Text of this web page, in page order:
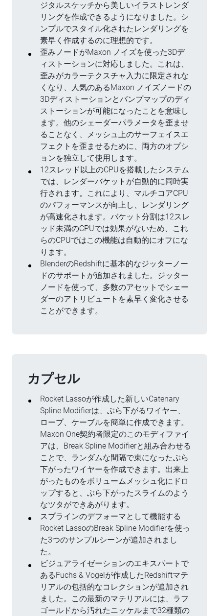
ジタルスケッチから美しいイラストレンダ
リングを作成できるようになりました。シ
ンプルでスタイル化されたレンダリングを
素早く作成するのに理想的です。
歪みノードがMaxon ノイズを使った3Dデ
ィストーションに対応しました。これは、
歪みがカラーテクスチャ入力に限定されな
くなり、人気のあるMaxon ノイズノードの
3Dディストーションとバンプマップのディ
ストーションが可能になったことを意味し
ます。他のシェーダーパラメータを歪ませ
ることなく、メッシュ上のサーフェイスエ
フェクトを歪ませるために、両方のオプシ
ョンを独立して使用します。
12スレッド以上のCPUを搭載したシステム
では、レンダーバケットが自動的に同時実
行されます。これにより、マルチコアCPU
のパフォーマンスが向上し、レンダリング
が高速化されます。バケット分割は12スレ
ッド未満のCPUでは効果がないため、これ
らのCPUではこの機能は自動的にオフにな
ります。
BlenderのRedshiftに基本的なジッターノー
ドのサポートが追加されました。ジッター
ノードを使って、多数のアセットでシェー
ダーのアトリビュートを素早く変化させる
ことができます。
カプセル
Rocket Lassoが作成した新しいCatenary
Spline Modifierは、ぶら下がるワイヤー、
ロープ、ケーブルを簡単に作成できます。
Maxon One契約者限定のこのモディファイ
アは、Break Spline Modifierと組み合わせる
ことで、ランダムな間隔で束になったぶら
下がったワイヤーを作成できます。出来上
がったものをボリュームメッシュ化にドロ
ップすると、ぶら下がったスライムのよう
なツタができあがります。
スプラインのデフォーマとして機能する
Rocket LassoのBreak Spline Modifierを使っ
た3つのサンプルシーンが追加されまし
た。
ビジュアライゼーションのエキスパートで
あるFuchs & Vogelが作成したRedshiftマテ
リアルの包括的なコレクションが追加され
ました。この最新のマテリアルには、ラフ
ゴールドから汚れたニッケルまで32種類の